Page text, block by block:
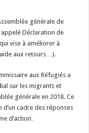
générale de
appelé Déclaration de
vise à améliorer à
aide aux retours…).
aux Réfugiés a
sur les migrants et
générale en 2018. Ce
cadre des réponses
d’action.